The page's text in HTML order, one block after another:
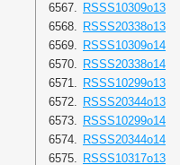
6567. RSSS10309o13
6568. RSSS20338o13
6569. RSSS10309o14
6570. RSSS20338o14
6571. RSSS10299o13
6572. RSSS20344o13
6573. RSSS10299o14
6574. RSSS20344o14
6575. RSSS10317o13